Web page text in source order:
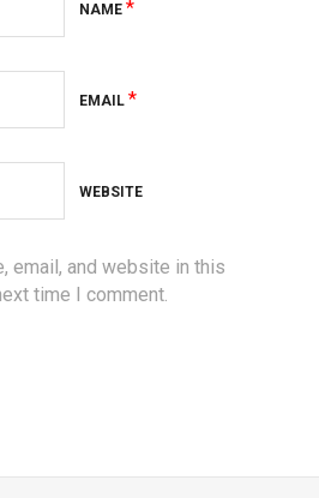
NAME *
EMAIL *
WEBSITE
email, and website in this
time I comment.